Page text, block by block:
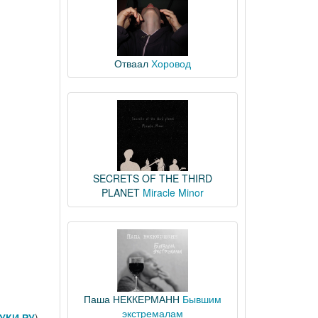
Отваал Хоровод
SECRETS OF THE THIRD
PLANET Miracle Minor
Паша НЕККЕРМАНН Бывшим
экстремалам